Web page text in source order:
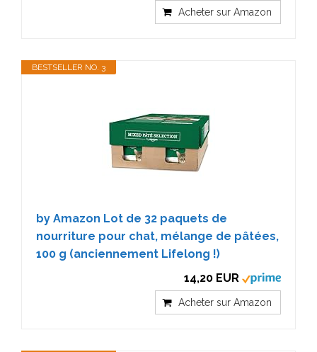
Acheter sur Amazon
BESTSELLER NO. 3
by Amazon Lot de 32 paquets de
nourriture pour chat, mélange de pâtées,
100 g (anciennement Lifelong !)
14,20 EUR
Acheter sur Amazon